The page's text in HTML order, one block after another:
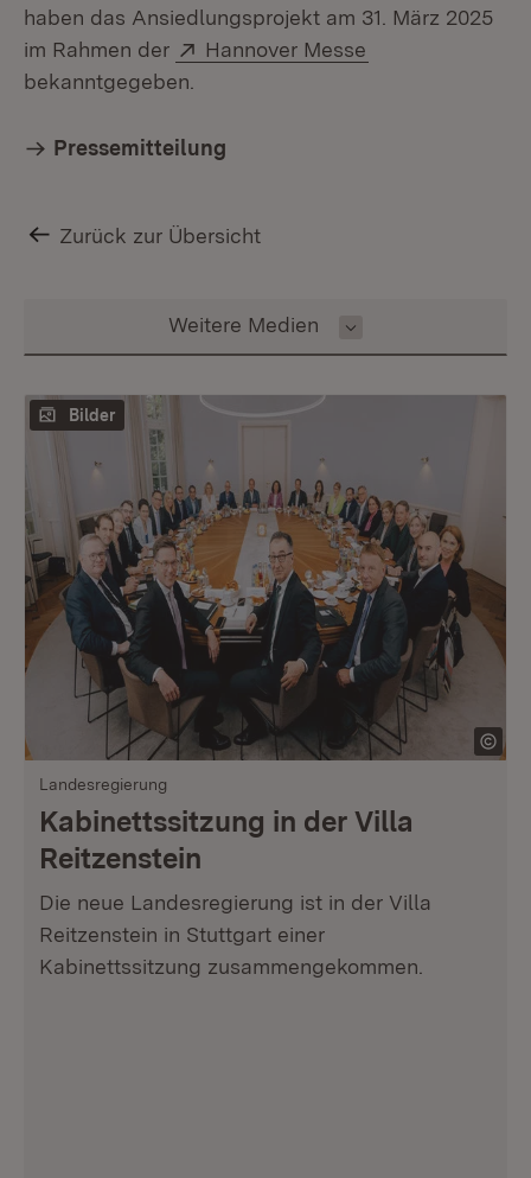
haben das Ansiedlungsprojekt am 31. März 2025
im Rahmen der
Extern:
Hannover Messe
bekanntgegeben.
Pressemitteilung
Zurück zur Übersicht
Inhalt auswählen
Weitere Medien
Bilder
Landesregierung
Kabinettssitzung in der Villa
Reitzenstein
Die neue Landesregierung ist in der Villa
Reitzenstein in Stuttgart einer
Kabinettssitzung zusammengekommen.